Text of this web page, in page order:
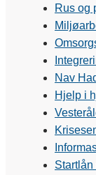
Rus og
Nav
Hjelp i